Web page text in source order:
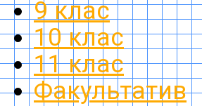
9 клас
10 клас
11 клас
Факультатив